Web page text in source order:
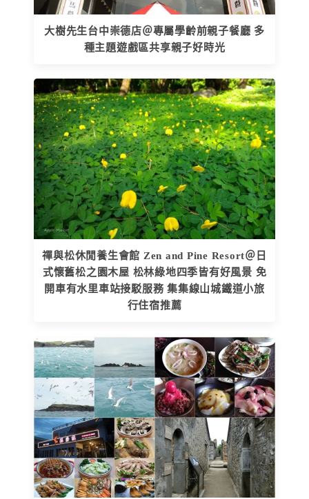
大樹先生台中崇德店＠專屬學齡前親子餐廳 多
種主題遊戲區共享親子好時光
禪與松休閒養生會館 Zen and Pine Resort＠日
式懷舊松之園木屋 松林綠地四季皆有好風景 免
開車有水里車站接駁服務 集集線山城鐵道小旅
行住宿推薦